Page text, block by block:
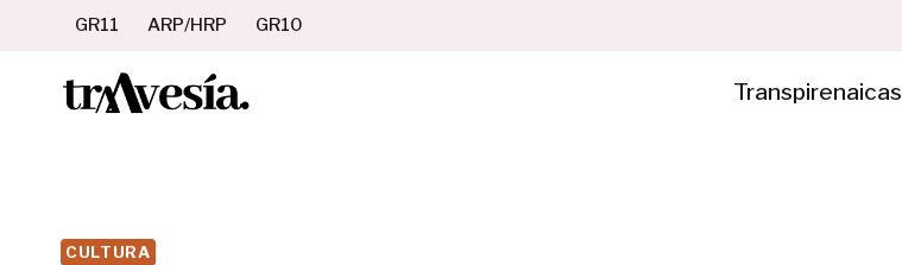
contenido
GR11 ARP/HRP GR10
Transpirenaicas
CULTURA